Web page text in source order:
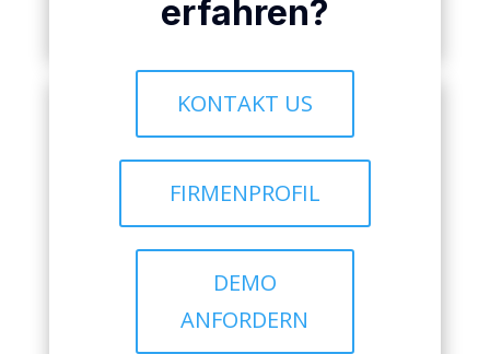
erfahren?
KONTAKT US
FIRMENPROFIL
DEMO
ANFORDERN